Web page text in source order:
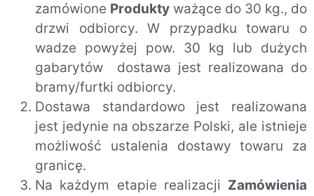
zamówione Produkty ważące do 30 kg., do
drzwi odbiorcy. W przypadku towaru o
wadze powyżej pow. 30 kg lub dużych
gabarytów dostawa jest realizowana do
bramy/furtki odbiorcy.
Dostawa standardowo jest realizowana
jest jedynie na obszarze Polski, ale istnieje
możliwość ustalenia dostawy towaru za
granicę.
Na każdym etapie realizacji Zamówienia